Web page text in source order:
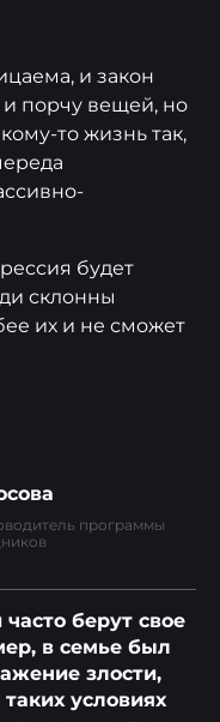
и закон
и порчу вещей, но
то жизнь так,
будет
склонны
их и не сможет
программы
берут свое
в семье был
злости,
условиях